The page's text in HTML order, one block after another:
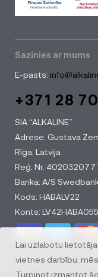
Lai uzlabotu
vietnes darbību,
Turpinot izmantot
Sazinies ar mums
E-pasts:
+371 28
SIA “ALKALINE”
Adrese: Gustava
Rīga, Latvija
Reģ. Nr.
Banka: A/S
Kods: HABALV22
Konts: